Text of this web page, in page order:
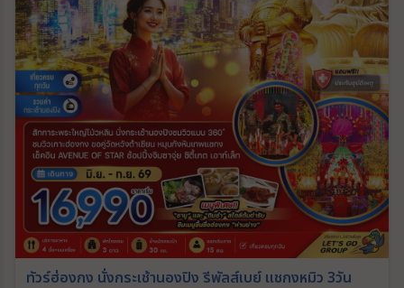
ทัวร์ฮ่องกง นั่งกระเช้านองปิง รีพัลส์เบย์ แชกงหมิว 3วัน